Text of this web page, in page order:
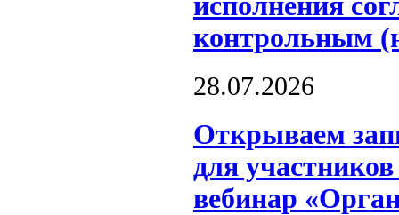
контрольным
28.07.2026
Открываем
для
вебинар